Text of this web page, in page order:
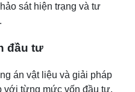
sát hiện trạng và tư
đầu tư
án vật liệu và giải pháp
với từng mức vốn đầu tư.